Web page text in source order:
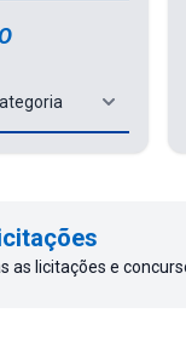
Selecione a
as licitações e